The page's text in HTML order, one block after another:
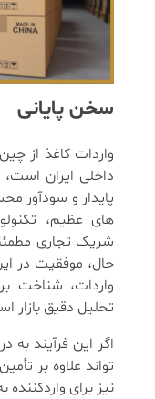
سخن پایانی
واردات کاغذ از چین
داخلی ایران
پایدار و سودآور
های عظیم،
شریک تجاری
حال، موفقیت در
واردات، شناخت
تحلیل دقیق بازار
اگر این فرآیند به
تواند علاوه بر
نیز برای